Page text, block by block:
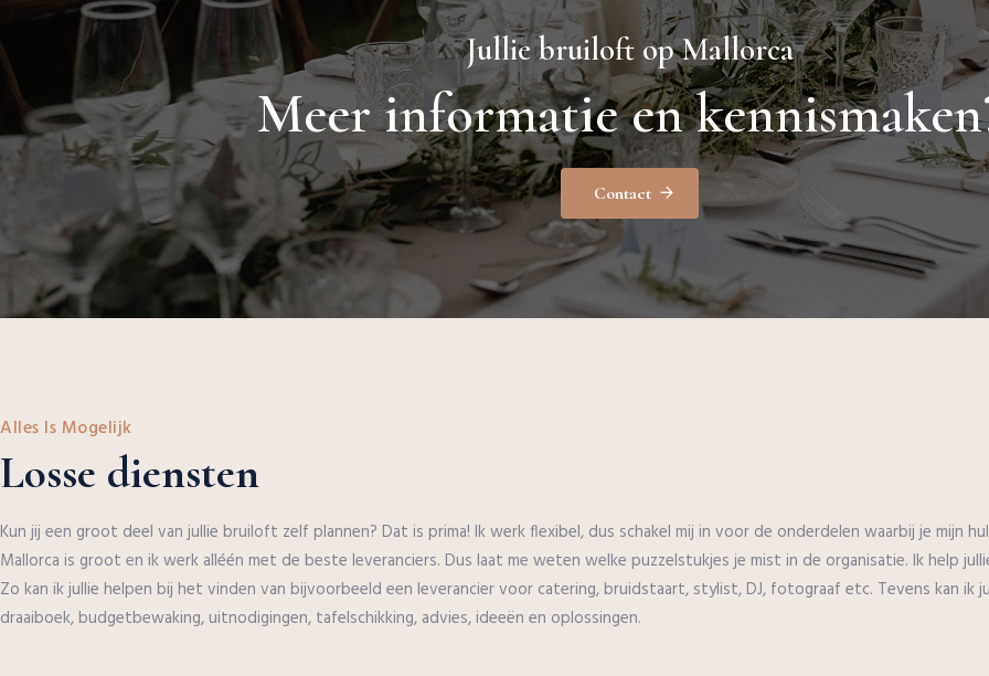
Jullie bruiloft op Mallorca
Meer informatie en
Contact
Alles Is Mogelijk
Losse diensten
Kun jij een groot deel van jullie bruiloft zelf plannen? Dat is prima! Ik werk flexibel, dus schakel mij in voor de onderdelen waarbij je mijn
Mallorca is groot en ik werk alléén met de beste leveranciers. Dus laat me weten welke puzzelstukjes je mist in de organisatie. Ik help
Zo kan ik jullie helpen bij het vinden van bijvoorbeeld een leverancier voor catering, bruidstaart, stylist, DJ, fotograaf etc. Tevens kan ik
draaiboek, budgetbewaking, uitnodigingen, tafelschikking, advies, ideeën en oplossingen.